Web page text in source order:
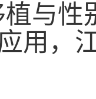
与性
用，